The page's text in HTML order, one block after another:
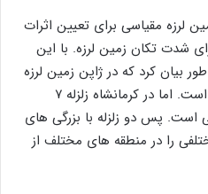
لرزه مقیاسی برای تعیین اثرات
شدت تکان زمین لرزه. با این
بیان کرد که در ژاپن زمین لرزه
۷ ریشتری، دارای درجه ۳ مرکالی است. اما در کرمانشاه زلزله ۷
درجه ۷ یا ۸ مرکالی است. پس دو زلزله با بزرگی های
را در منطقه های مختلف از